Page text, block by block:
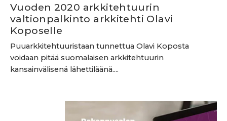
Vuoden 2020 arkkitehtuurin
valtionpalkinto arkkitehti Olavi
Koposelle
Puuarkkitehtuuristaan tunnettua Olavi Koposta
voidaan pitää suomalaisen arkkitehtuurin
kansainvälisenä lähettiläänä....